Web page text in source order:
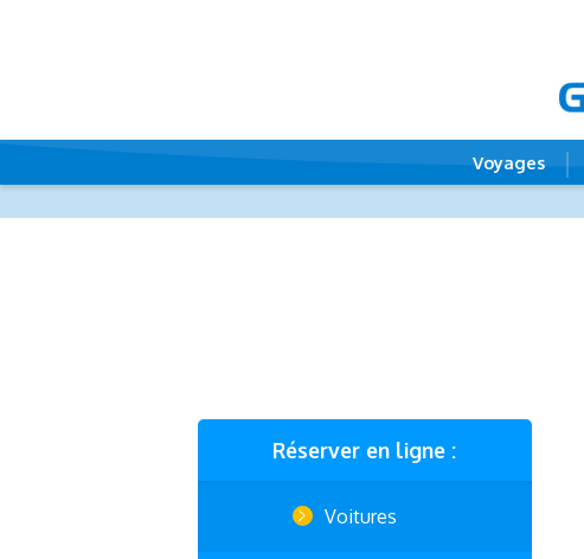
Voyages
Réserver en ligne :
Voitures